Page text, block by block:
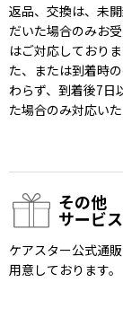
返品、交換は、未
だいた場合のみお
はご対応しており
た、または到着時
わらず、到着後7日
た場合のみ対応いた
その他
サービ
ケアスター公式通
用意しております。